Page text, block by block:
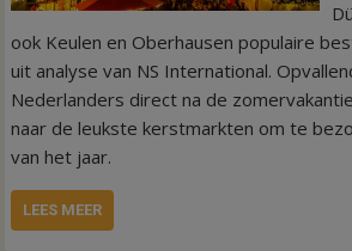
ook Keulen en Oberhausen populaire
uit analyse van NS International.
Nederlanders direct na de
naar de leukste kerstmarkten om te
van het jaar.
LEES MEER